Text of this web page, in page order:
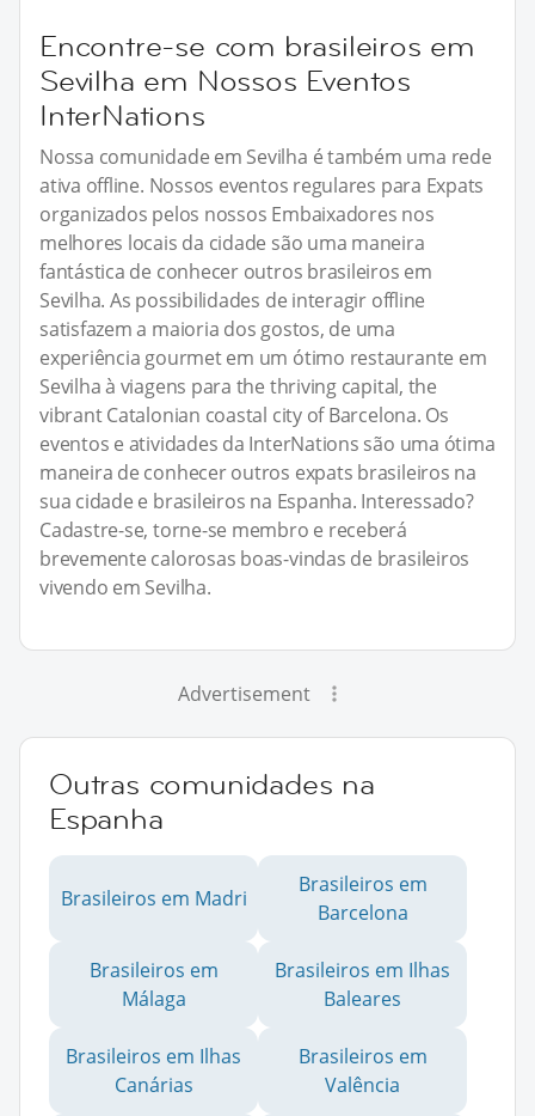
Encontre-se com brasileiros em
Sevilha em Nossos Eventos
InterNations
Nossa comunidade em Sevilha é também uma rede
ativa offline. Nossos eventos regulares para Expats
organizados pelos nossos Embaixadores nos
melhores locais da cidade são uma maneira
fantástica de conhecer outros brasileiros em
Sevilha. As possibilidades de interagir offline
satisfazem a maioria dos gostos, de uma
experiência gourmet em um ótimo restaurante em
Sevilha à viagens para the thriving capital, the
vibrant Catalonian coastal city of Barcelona. Os
eventos e atividades da InterNations são uma ótima
maneira de conhecer outros expats brasileiros na
sua cidade e brasileiros na Espanha. Interessado?
Cadastre-se, torne-se membro e receberá
brevemente calorosas boas-vindas de brasileiros
vivendo em Sevilha.
Advertisement
Outras comunidades na
Espanha
Brasileiros em Madri
Brasileiros em
Barcelona
Brasileiros em
Málaga
Brasileiros em Ilhas
Baleares
Brasileiros em Ilhas
Canárias
Brasileiros em
Valência